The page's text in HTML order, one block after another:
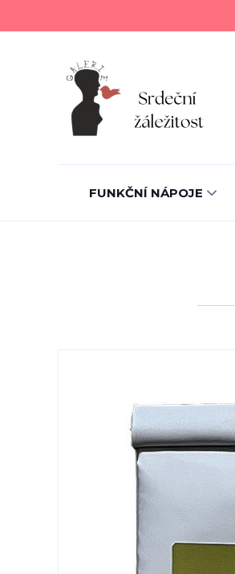
FUNKČNÍ NÁPOJE